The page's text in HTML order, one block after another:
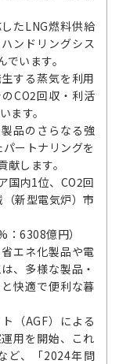
たLNG燃料供給
ンドリングシス
います。
する蒸気を利用
CO2回収・利活
ます。
品のさらなる強
ートナリングを
します。
国内1位、CO2回
新型電気炉）市
6308億円）
エネ化製品や電
、多様な製品・
快適で便利な暮
（AGF）による
用を開始、これ
ど、「2024年問